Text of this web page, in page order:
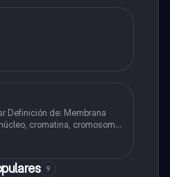
cromatina, cromosoma
9